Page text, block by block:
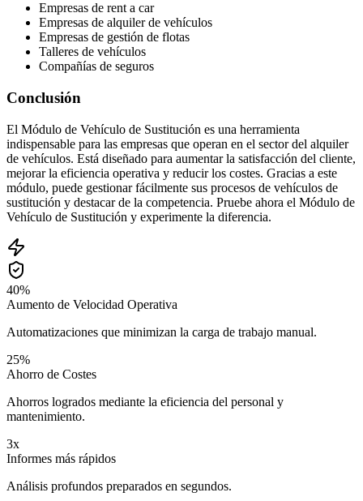
Empresas de rent a car
Empresas de alquiler de vehículos
Empresas de gestión de flotas
Talleres de vehículos
Compañías de seguros
Conclusión
El Módulo de Vehículo de Sustitución es una herramienta
indispensable para las empresas que operan en el sector del alquiler
de vehículos. Está diseñado para aumentar la satisfacción del cliente,
mejorar la eficiencia operativa y reducir los costes. Gracias a este
módulo, puede gestionar fácilmente sus procesos de vehículos de
sustitución y destacar de la competencia. Pruebe ahora el Módulo de
Vehículo de Sustitución y experimente la diferencia.
40%
Aumento de Velocidad Operativa
Automatizaciones que minimizan la carga de trabajo manual.
25%
Ahorro de Costes
Ahorros logrados mediante la eficiencia del personal y
mantenimiento.
3x
Informes más rápidos
Análisis profundos preparados en segundos.